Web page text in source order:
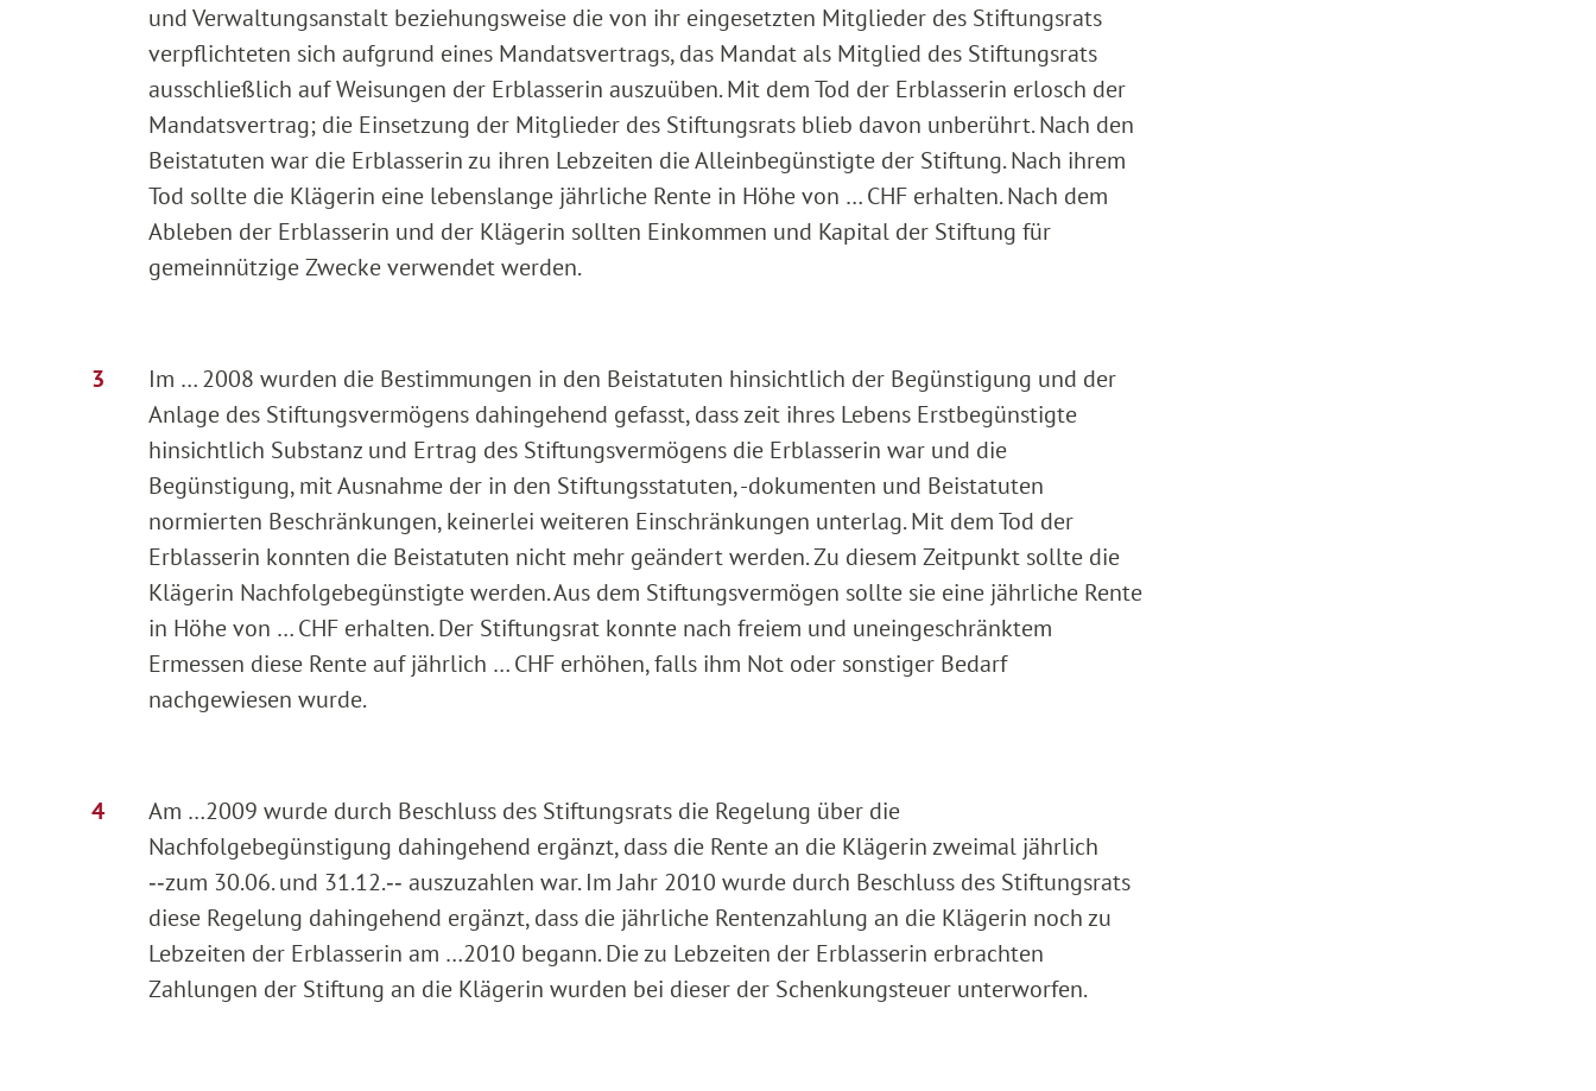
und Verwaltungsanstalt beziehungsweise die von ihr eingesetzten Mitglieder des Stiftungsrats
verpflichteten sich aufgrund eines Mandatsvertrags, das Mandat als Mitglied des Stiftungsrats
ausschließlich auf Weisungen der Erblasserin auszuüben. Mit dem Tod der Erblasserin erlosch der
Mandatsvertrag; die Einsetzung der Mitglieder des Stiftungsrats blieb davon unberührt. Nach den
Beistatuten war die Erblasserin zu ihren Lebzeiten die Alleinbegünstigte der Stiftung. Nach ihrem
Tod sollte die Klägerin eine lebenslange jährliche Rente in Höhe von … CHF erhalten. Nach dem
Ableben der Erblasserin und der Klägerin sollten Einkommen und Kapital der Stiftung für
gemeinnützige Zwecke verwendet werden.
Im … 2008 wurden die Bestimmungen in den Beistatuten hinsichtlich der Begünstigung und der
Anlage des Stiftungsvermögens dahingehend gefasst, dass zeit ihres Lebens Erstbegünstigte
hinsichtlich Substanz und Ertrag des Stiftungsvermögens die Erblasserin war und die
Begünstigung, mit Ausnahme der in den Stiftungsstatuten, -dokumenten und Beistatuten
normierten Beschränkungen, keinerlei weiteren Einschränkungen unterlag. Mit dem Tod der
Erblasserin konnten die Beistatuten nicht mehr geändert werden. Zu diesem Zeitpunkt sollte die
Klägerin Nachfolgebegünstigte werden. Aus dem Stiftungsvermögen sollte sie eine jährliche Rente
in Höhe von … CHF erhalten. Der Stiftungsrat konnte nach freiem und uneingeschränktem
Ermessen diese Rente auf jährlich … CHF erhöhen, falls ihm Not oder sonstiger Bedarf
nachgewiesen wurde.
Am …2009 wurde durch Beschluss des Stiftungsrats die Regelung über die
Nachfolgebegünstigung dahingehend ergänzt, dass die Rente an die Klägerin zweimal jährlich
‑‑zum 30.06. und 31.12.‑‑ auszuzahlen war. Im Jahr 2010 wurde durch Beschluss des Stiftungsrats
diese Regelung dahingehend ergänzt, dass die jährliche Rentenzahlung an die Klägerin noch zu
Lebzeiten der Erblasserin am …2010 begann. Die zu Lebzeiten der Erblasserin erbrachten
Zahlungen der Stiftung an die Klägerin wurden bei dieser der Schenkungsteuer unterworfen.